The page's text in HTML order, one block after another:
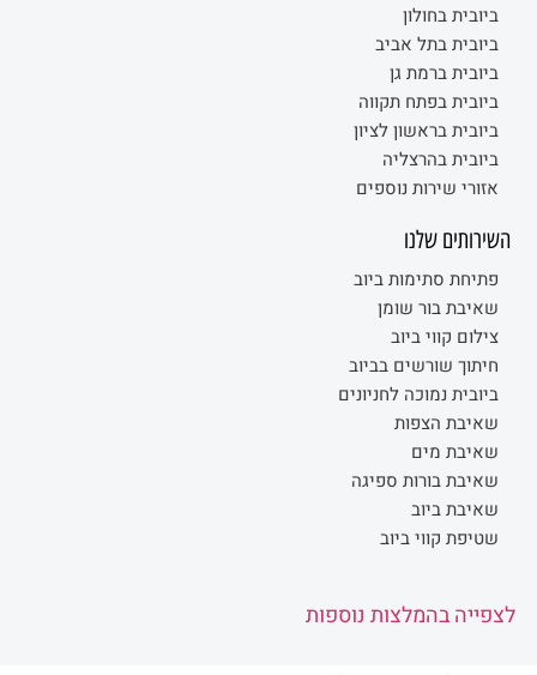
ביובית בחולון
ביובית בתל אביב
ביובית ברמת גן
ביובית בפתח תקווה
ביובית בראשון לציון
ביובית בהרצליה
אזורי שירות נוספים
השירותים שלנו
פתיחת סתימות ביוב
שאיבת בור שומן
צילום קווי ביוב
חיתוך שורשים בביוב
ביובית נמוכה לחניונים
שאיבת הצפות
שאיבת מים
שאיבת בורות ספיגה
שאיבת ביוב
שטיפת קווי ביוב
לצפייה בהמלצות נוספות